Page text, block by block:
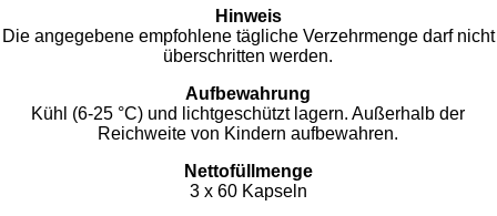
Hinweis
Die angegebene empfohlene tägliche Verzehrmenge darf nicht
überschritten werden.
Aufbewahrung
Kühl (6-25 °C) und lichtgeschützt lagern. Außerhalb der
Reichweite von Kindern aufbewahren.
Nettofüllmenge
3 x 60 Kapseln